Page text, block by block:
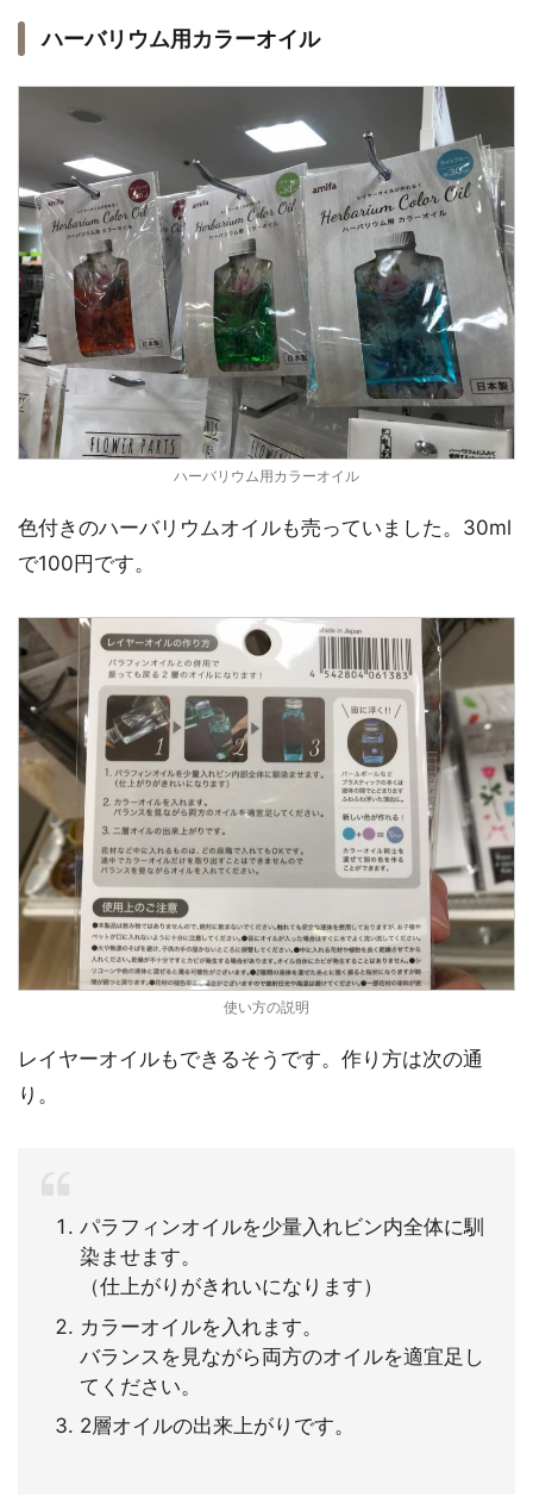
ハーバリウム用カラーオイル
ハーバリウム用カラーオイル
色付きのハーバリウムオイルも売っていました。30ml
で100円です。
使い方の説明
レイヤーオイルもできるそうです。作り方は次の通
り。
パラフィンオイルを少量入れビン内全体に馴
染ませます。
（仕上がりがきれいになります）
カラーオイルを入れます。
バランスを見ながら両方のオイルを適宜足し
てください。
2層オイルの出来上がりです。